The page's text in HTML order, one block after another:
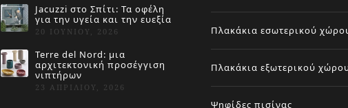
Jacuzzi στο Σπίτι: Τα οφέλη
για την υγεία και την ευεξία
20 ΙΟΥΝΊΟΥ, 2026
Terre del Nord: μια
αρχιτεκτονική προσέγγιση
νιπτήρων
23 ΑΠΡΙΛΊΟΥ, 2026
Πλακάκια εσωτερικού
Πλακάκια εξωτερικού
Ψηφίδες πισίνας